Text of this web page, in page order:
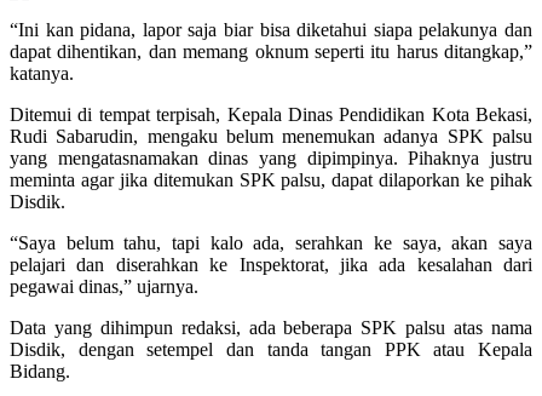
“Ini kan pidana, lapor saja biar bisa diketahui siapa pelakunya dan
dapat dihentikan, dan memang oknum seperti itu harus ditangkap,”
katanya.
Ditemui di tempat terpisah, Kepala Dinas Pendidikan Kota Bekasi,
Rudi Sabarudin, mengaku belum menemukan adanya SPK palsu
yang mengatasnamakan dinas yang dipimpinya. Pihaknya justru
meminta agar jika ditemukan SPK palsu, dapat dilaporkan ke pihak
Disdik.
“Saya belum tahu, tapi kalo ada, serahkan ke saya, akan saya
pelajari dan diserahkan ke Inspektorat, jika ada kesalahan dari
pegawai dinas,” ujarnya.
Data yang dihimpun redaksi, ada beberapa SPK palsu atas nama
Disdik, dengan setempel dan tanda tangan PPK atau Kepala
Bidang.